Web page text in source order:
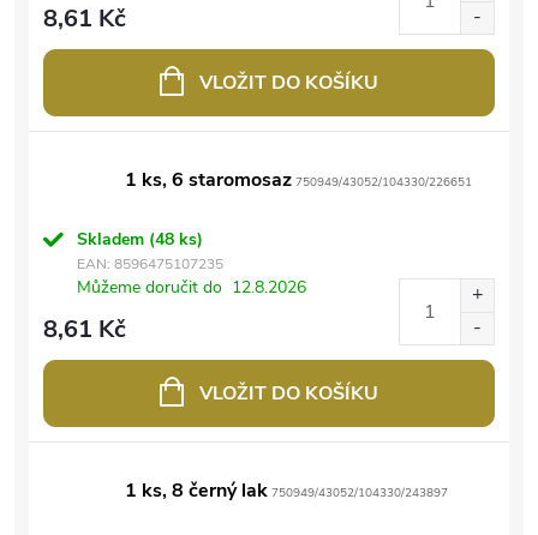
8,61 Kč
VLOŽIT DO KOŠÍKU
1 ks, 6 staromosaz 750949/43052/104330/226651
Skladem (48 ks)
EAN: 8596475107235
Můžeme doručit do 12.8.2026
8,61 Kč
VLOŽIT DO KOŠÍKU
1 ks, 8 černý lak 750949/43052/104330/243897